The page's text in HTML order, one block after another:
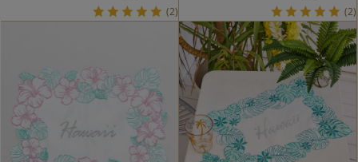
(2) (2)